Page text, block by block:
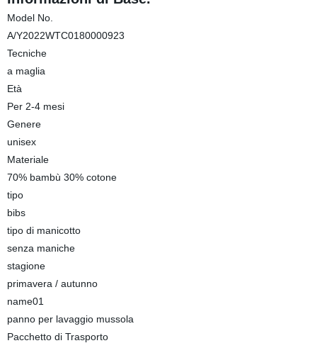
Model No.
A/Y2022WTC0180000923
Tecniche
a maglia
Età
Per 2-4 mesi
Genere
unisex
Materiale
70% bambù 30% cotone
tipo
bibs
tipo di manicotto
senza maniche
stagione
primavera / autunno
name01
panno per lavaggio mussola
Pacchetto di Trasporto